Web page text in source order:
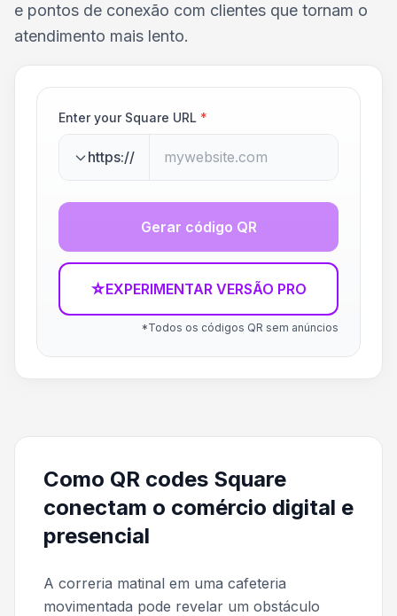
e pontos de conexão com clientes que tornam o
atendimento mais lento.
Enter your Square URL *
https://
Gerar código QR
☆EXPERIMENTAR VERSÃO PRO
*Todos os códigos QR sem anúncios
Como QR codes Square
conectam o comércio digital e
presencial
A correria matinal em uma cafeteria
movimentada pode revelar um obstáculo